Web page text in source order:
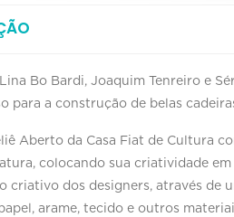
Bo Bardi, Joaquim Tenreiro e
para a construção de belas
Aberto da Casa Fiat de Cultura
colocando sua criatividade
criativo dos designers, através de
arame, tecido e outros